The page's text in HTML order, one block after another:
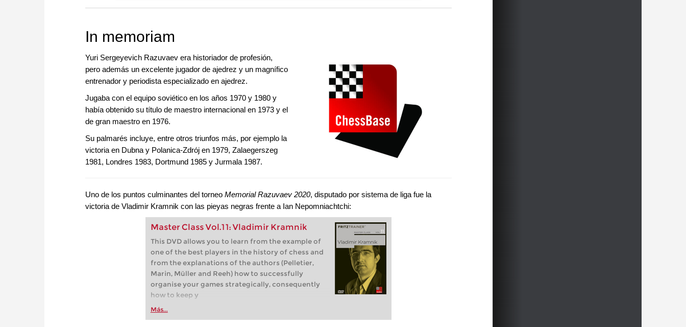
more efficiently, intelligently and with a more personalised
In memoriam
Yuri Sergeyevich Razuvaev era historiador de profesión,
pero además un excelente jugador de ajedrez y un magnífico
entrenador y periodista especializado en ajedrez.
Jugaba con el equipo soviético en los años 1970 y 1980 y
había obtenido su título de maestro internacional en 1973 y el
de gran maestro en 1976.
Su palmarés incluye, entre otros triunfos más, por ejemplo la
victoria en Dubna y Polanica-Zdrój en 1979, Zalaegerszeg
1981, Londres 1983, Dortmund 1985 y Jurmala 1987.
Uno de los puntos culminantes del torneo Memorial Razuvaev 2020, disputado por sistema de liga fue la
victoria de Vladimir Kramnik con las pieyas negras frente a Ian Nepomniachtchi:
Master Class Vol.11: Vladimir Kramnik
This DVD allows you to learn from the example of
one of the best players in the history of chess and
from the explanations of the authors (Pelletier,
Marin, Müller and Reeh) how to successfully
organise your games strategically, consequently
how to keep y
Más...